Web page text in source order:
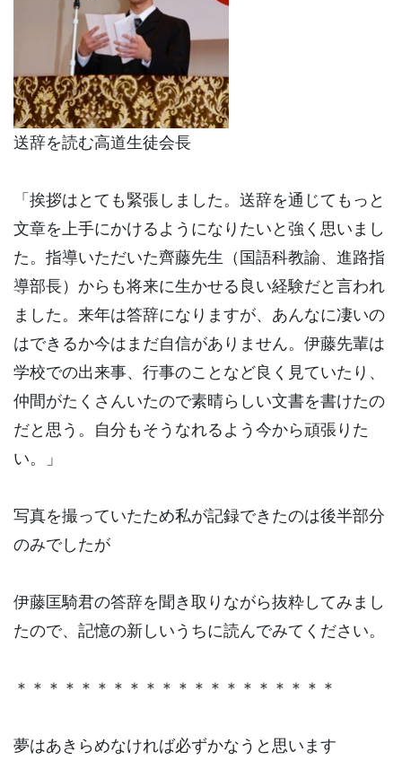
送辞を読む高道生徒会長
「挨拶はとても緊張しました。送辞を通じてもっと
文章を上手にかけるようになりたいと強く思いまし
た。指導いただいた齊藤先生（国語科教諭、進路指
導部長）からも将来に生かせる良い経験だと言われ
ました。来年は答辞になりますが、あんなに凄いの
はできるか今はまだ自信がありません。伊藤先輩は
学校での出来事、行事のことなど良く見ていたり、
仲間がたくさんいたので素晴らしい文書を書けたの
だと思う。自分もそうなれるよう今から頑張りた
い。」
写真を撮っていたため私が記録できたのは後半部分
のみでしたが
伊藤匡騎君の答辞を聞き取りながら抜粋してみまし
たので、記憶の新しいうちに読んでみてください。
＊＊＊＊＊＊＊＊＊＊＊＊＊＊＊＊＊＊＊＊
夢はあきらめなければ必ずかなうと思います